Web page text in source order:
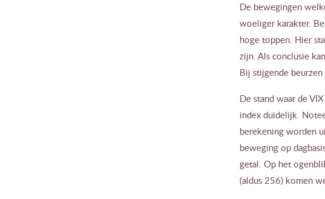
De bewegingen
woeliger karakter.
hoge toppen. Hier
zijn. Als conclusie
Bij stijgende
De stand waar de
index duidelijk.
berekening worden
beweging op
getal. Op het
(aldus 256) komen